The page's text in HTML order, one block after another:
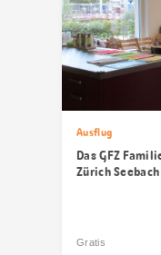
Ausflug
Das GFZ
Zürich Seebach
Gratis